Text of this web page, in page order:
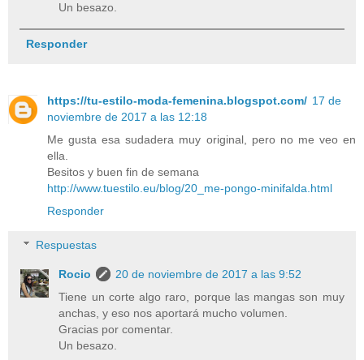
Un besazo.
Responder
https://tu-estilo-moda-femenina.blogspot.com/ 17 de
noviembre de 2017 a las 12:18
Me gusta esa sudadera muy original, pero no me veo en
ella.
Besitos y buen fin de semana
http://www.tuestilo.eu/blog/20_me-pongo-minifalda.html
Responder
Respuestas
Rocio
20 de noviembre de 2017 a las 9:52
Tiene un corte algo raro, porque las mangas son muy
anchas, y eso nos aportará mucho volumen.
Gracias por comentar.
Un besazo.